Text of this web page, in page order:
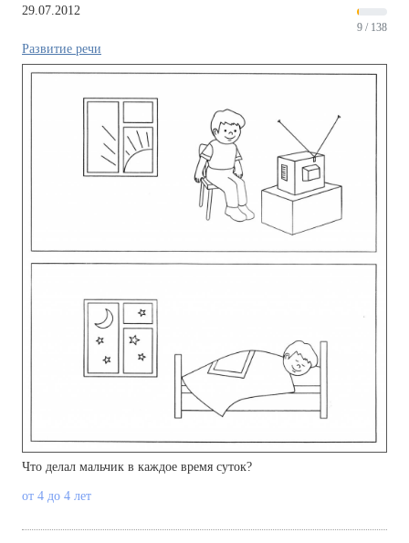
29.07.2012
9 / 138
Развитие речи
Что делал мальчик в каждое время суток?
от 4 до 4 лет